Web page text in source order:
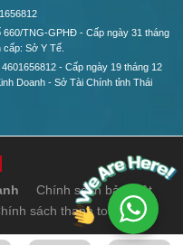
TNG-GPHĐ - Cấp ngày 31 tháng
Sở Y Tế.
- Cấp ngày 19 tháng 12
Doanh - Sở Tài Chính tỉnh Thái
Chính sách bảo mật
sách thanh toán